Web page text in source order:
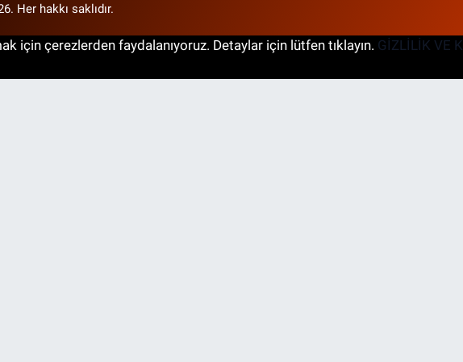
Her hakkı saklıdır.
için çerezlerden faydalanıyoruz. Detaylar için lütfen tıklayın. GİZLİLİK VE